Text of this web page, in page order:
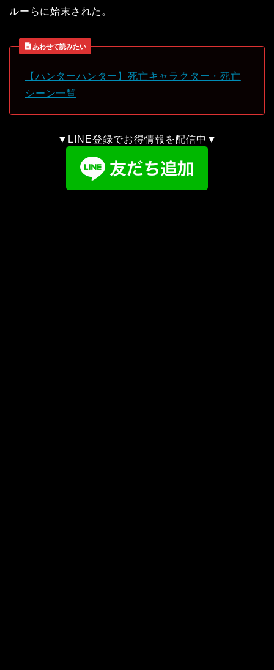
ルーらに始末された。
あわせて読みたい
【ハンターハンター】死亡キャラクター・死亡
シーン一覧
▼LINE登録でお得情報を配信中▼